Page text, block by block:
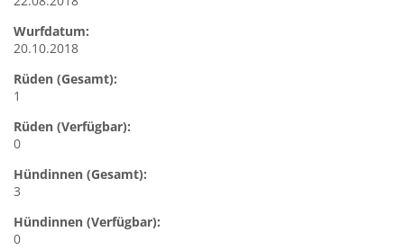
Wurfdatum:
20.10.2018
Rüden (Gesamt):
1
Rüden (Verfügbar):
0
Hündinnen (Gesamt):
3
Hündinnen (Verfügbar):
0